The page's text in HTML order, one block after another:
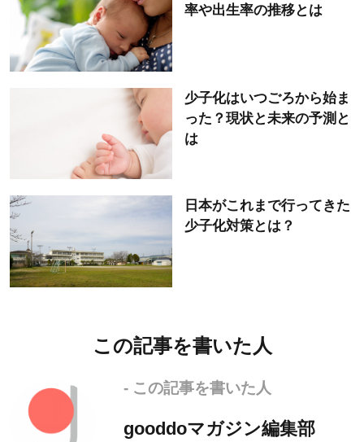
率や出生率の推移とは
少子化はいつごろから始ま
った？現状と未来の予測と
は
日本がこれまで行ってきた
少子化対策とは？
この記事を書いた人
- この記事を書いた人
gooddoマガジン編集部